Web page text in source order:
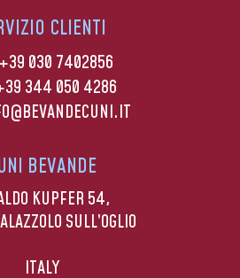
CLIENTI
+39 030 7402856
344 050 4286
BEVANDE
KUPFER 54,
SULL’OGLIO
ITALY